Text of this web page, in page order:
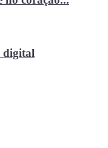
digital